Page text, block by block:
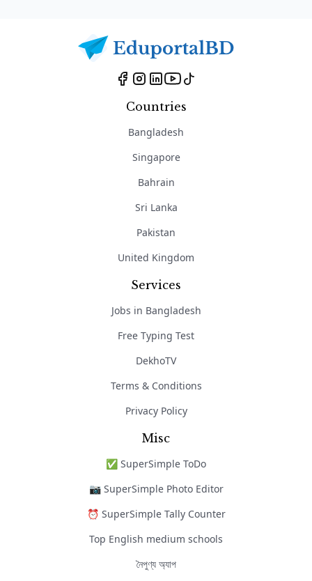
Countries
Bangladesh
Singapore
Bahrain
Sri Lanka
Pakistan
United Kingdom
Services
Jobs in Bangladesh
Free Typing Test
DekhoTV
Terms & Conditions
Privacy Policy
Misc
✅ SuperSimple ToDo
📷 SuperSimple Photo Editor
⏰ SuperSimple Tally Counter
Top English medium schools
নৈপুণ্য অ্যাপ